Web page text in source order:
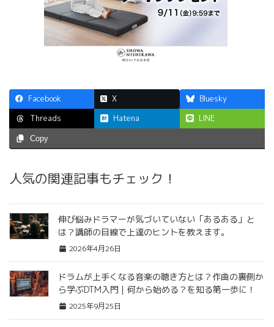
Facebook X
Bluesky
Threads
Hatena LINE
Copy
人気の関連記事もチェック！
伸び悩みドラマーが気づいていない「あるある」と
は？講師の目線で上達のヒントを教えます。
2026年4月26日
ドラムが上手くなる音楽の聴き方とは？作曲の裏側か
ら学ぶDTM入門｜何から始める？を知る第一歩に！
2025年9月25日